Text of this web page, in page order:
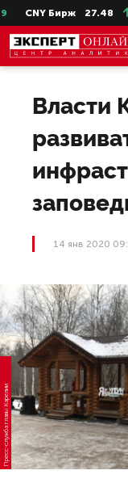
CNY Бирж 27.48
Власти
14 янв 2020
Пресс-служба главы Карелии